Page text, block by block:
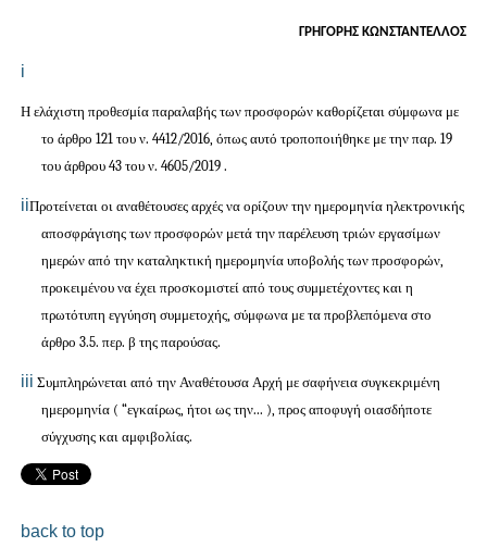
ΓΡΗΓΟΡΗΣ ΚΩΝΣΤΑΝΤΕΛΛΟΣ
i
Η ελάχιστη προθεσμία παραλαβής των προσφορών καθορίζεται σύμφωνα με
το άρθρο 121 του ν. 4412/2016, όπως αυτό τροποποιήθηκε με την παρ. 19
του άρθρου 43 του ν. 4605/2019 .
iiΠροτείνεται οι αναθέτουσες αρχές να ορίζουν την ημερομηνία ηλεκτρονικής
αποσφράγισης των προσφορών μετά την παρέλευση τριών εργασίμων
ημερών από την καταληκτική ημερομηνία υποβολής των προσφορών,
προκειμένου να έχει προσκομιστεί από τους συμμετέχοντες και η
πρωτότυπη εγγύηση συμμετοχής, σύμφωνα με τα προβλεπόμενα στο
άρθρο 3.5. περ. β της παρούσας.
iii Συμπληρώνεται από την Αναθέτουσα Αρχή με σαφήνεια συγκεκριμένη
ημερομηνία ( “εγκαίρως, ήτοι ως την... ), προς αποφυγή οιασδήποτε
σύγχυσης και αμφιβολίας.
back to top